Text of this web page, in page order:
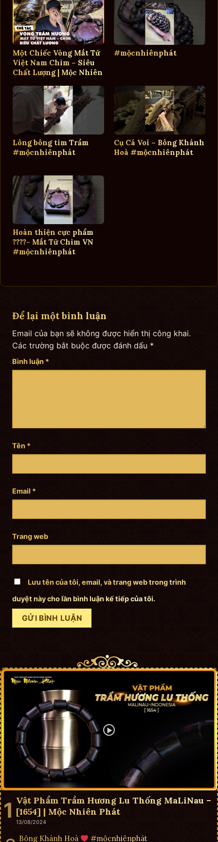
Một Chiếc Vòng Mắt Tử
Việt Nam Chìm – Siêu
Chất Lượng | Mộc Nhiên
#mộcnhiênphát
Lông bông tìm Trầm
#mộcnhiênphát
Cụ Cá Voi – Bông Khánh
Hoà #mộcnhiênphát
Hoàn thiện cực phẩm
????- Mắt Tử Chìm VN
#mộcnhiênphát
Để lại một bình luận
Email của bạn sẽ không được hiển thị công khai.
Các trường bắt buộc được đánh dấu *
Bình luận *
Tên *
Email *
Trang web
Lưu tên của tôi, email, và trang web trong trình
duyệt này cho lần bình luận kế tiếp của tôi.
Vật Phẩm Trầm Hương Lu Thống MaLiNau –
[1654] | Mộc Nhiên Phát
13/08/2024
Bông Khánh Hoà #mộcnhiênphát